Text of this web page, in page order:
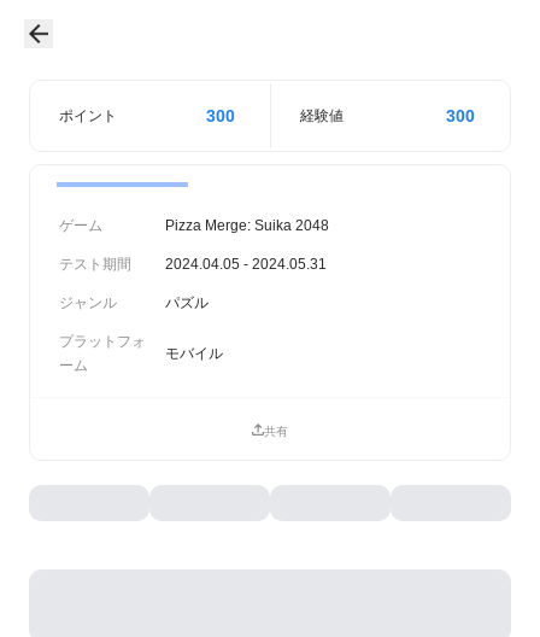
ポイント 300 経験値 300
ゲーム Pizza Merge: Suika 2048
テスト期間 2024.04.05 - 2024.05.31
ジャンル パズル
プラットフォ
ーム
モバイル
共有